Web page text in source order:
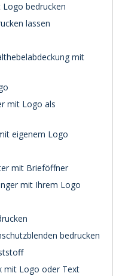
bedrucken
lassen
mit
mit Logo als
eigenem Logo
mit Brieföffner
mit Ihrem Logo
bedrucken
mit Logo oder Text